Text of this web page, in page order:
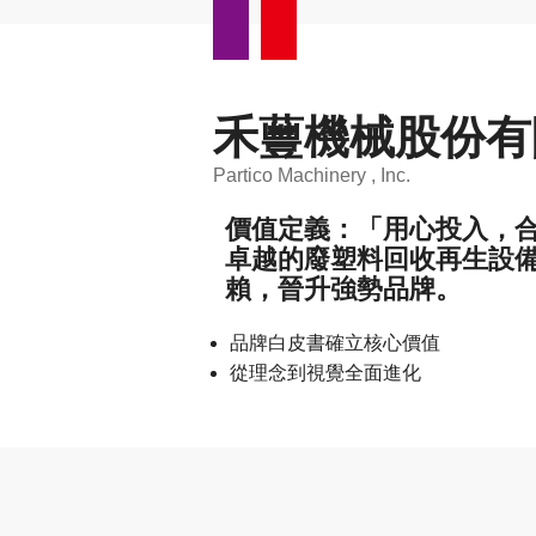
禾蘴機械股份
Partico Machinery , Inc.
價值定義：「用心投入，
卓越的廢塑料回收再生設
賴，晉升強勢品牌。
品牌白皮書確立核心價值
從理念到視覺全面進化